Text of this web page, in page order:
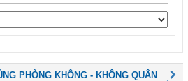
PHÒNG KHÔNG - KHÔNG QUÂN